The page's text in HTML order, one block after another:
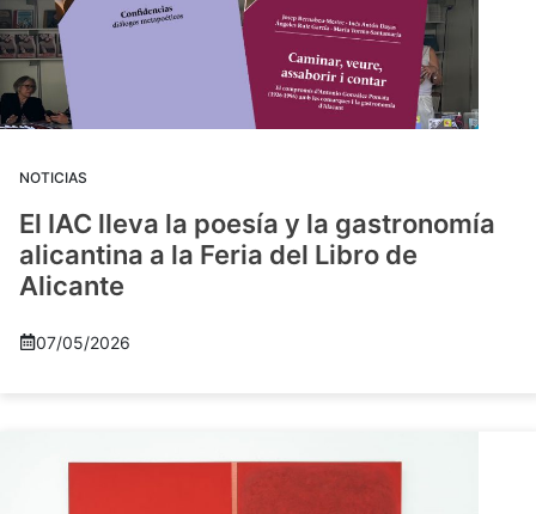
NOTICIAS
El IAC lleva la poesía y la gastronomía
alicantina a la Feria del Libro de
Alicante
07/05/2026